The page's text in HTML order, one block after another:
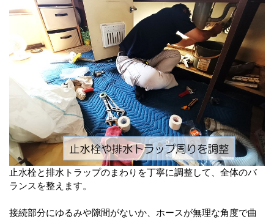
止水栓と排水トラップのまわりを丁寧に調整して、全体のバ
ランスを整えます。
接続部分にゆるみや隙間がないか、ホースが無理な角度で曲